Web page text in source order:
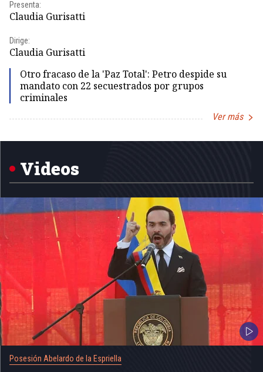
Presenta:
Claudia Gurisatti
Dirige:
Claudia Gurisatti
Otro fracaso de la 'Paz Total': Petro despide su
mandato con 22 secuestrados por grupos
criminales
Ver más
1
Videos
Posesión Abelardo de la Espriella